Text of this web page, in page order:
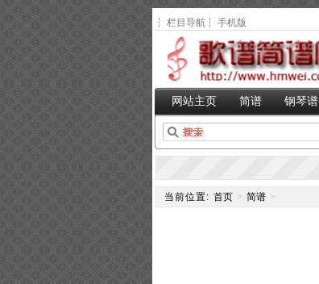
┆ 栏目导航 ┆ 手机版
网站主页 简谱 钢琴谱
当前位置: 首页 > 简谱 >